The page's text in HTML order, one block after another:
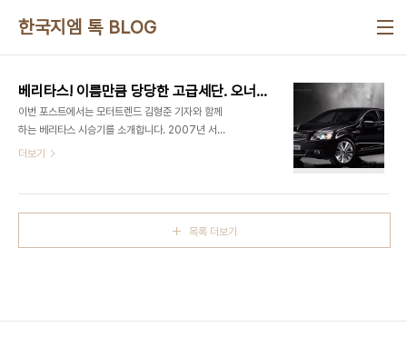
한국지엠 톡 BLOG
베리타스! 이름만큼 당당한 고급세단. 오너들의 탁월한 선택!
이번 포스트에서는 모터트렌드 김형준 기자와 함께
하는 베리타스 시승기를 소개합니다. 2007년 서울
모터쇼에서 L4X라는 이름으로 먼저 소개되었던 베
요? 아래 인터뷰를 보시면 '아, 이래서 동급 최강이구
더보기
목록 더보기